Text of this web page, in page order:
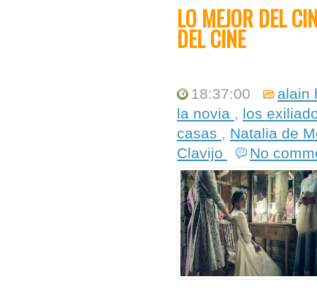
LO MEJOR DEL
DEL CINE
18:37:00
alain
la novia , los
casas , Natalia de
Clavijo
No